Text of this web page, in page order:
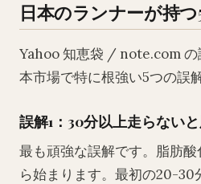
日本のランナーが持つ
Yahoo 知恵袋 / note.com の
本市場で特に根強い5つの誤
誤解1：30分以上走らない
最も頑強な誤解です。脂肪
ら始まります。最初の20-30